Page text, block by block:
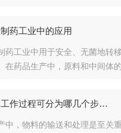
符...
药工业中的应用
药工业中用于安全、无菌地转
在药品生产中，原料和中间体
...
真空喂料机的工作过程可分为哪几个步骤？
中，物料的输送和处理是至关